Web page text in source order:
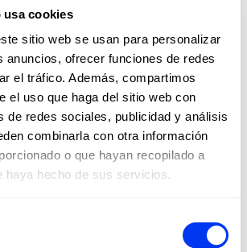
usa cookies
sitio web se usan para personalizar
anuncios, ofrecer funciones de redes
el tráfico. Además, compartimos
el uso que haga del sitio web con
de redes sociales, publicidad y análisis
combinarla con otra información
o que hayan recopilado a
haya hecho de sus servicios.